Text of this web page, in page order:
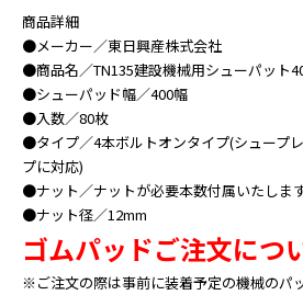
商品詳細
●メーカー／東日興産株式会社
●商品名／TN135建設機械用シューパット
●シューパッド幅／400幅
●入数／80枚
●タイプ／4本ボルトオンタイプ(シュープ
プに対応)
●ナット／ナットが必要本数付属いたします
●ナット径／12mm
ゴムパッドご注文につ
※ご注文の際は事前に装着予定の機械のパ